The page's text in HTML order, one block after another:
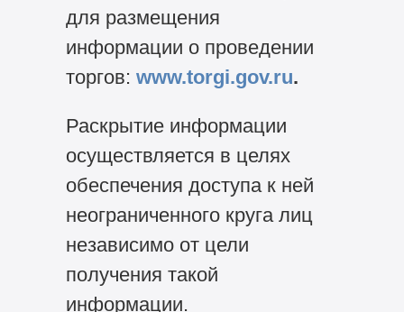
для размещения
информации о проведении
торгов: www.torgi.gov.ru.
Раскрытие информации
осуществляется в целях
обеспечения доступа к ней
неограниченного круга лиц
независимо от цели
получения такой
информации.